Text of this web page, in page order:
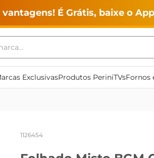
É Grátis, baixe o
ExclusivasProdutos PeriniTVsFornos
1126454